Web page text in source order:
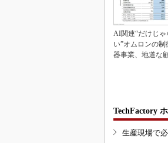
AI関連“だけじゃ
い”オムロンの制
器事業、地道な
TechFactory
生産現場で